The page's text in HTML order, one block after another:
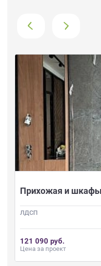
Прихожая и
ЛДСП
121 090 руб.
Цена за проект